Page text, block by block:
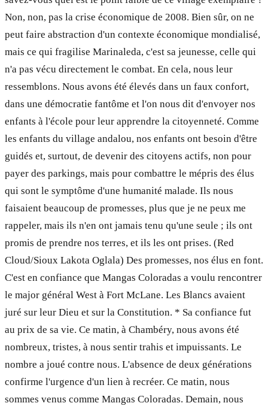
Non, non, pas la crise économique de 2008. Bien sûr, on ne
peut faire abstraction d'un contexte économique mondialisé,
mais ce qui fragilise Marinaleda, c'est sa jeunesse, celle qui
n'a pas vécu directement le combat. En cela, nous leur
ressemblons. Nous avons été élevés dans un faux confort,
dans une démocratie fantôme et l'on nous dit d'envoyer nos
enfants à l'école pour leur apprendre la citoyenneté. Comme
les enfants du village andalou, nos enfants ont besoin d'être
guidés et, surtout, de devenir des citoyens actifs, non pour
payer des parkings, mais pour combattre le mépris des élus
qui sont le symptôme d'une humanité malade. Ils nous
faisaient beaucoup de promesses, plus que je ne peux me
rappeler, mais ils n'en ont jamais tenu qu'une seule ; ils ont
promis de prendre nos terres, et ils les ont prises. (Red
Cloud/Sioux Lakota Oglala) Des promesses, nos élus en font.
C'est en confiance que Mangas Coloradas a voulu rencontrer
le major général West à Fort McLane. Les Blancs avaient
juré sur leur Dieu et sur la Constitution. * Sa confiance fut
au prix de sa vie. Ce matin, à Chambéry, nous avons été
nombreux, tristes, à nous sentir trahis et impuissants. Le
nombre a joué contre nous. L'absence de deux générations
confirme l'urgence d'un lien à recréer. Ce matin, nous
sommes venus comme Mangas Coloradas. Demain, nous